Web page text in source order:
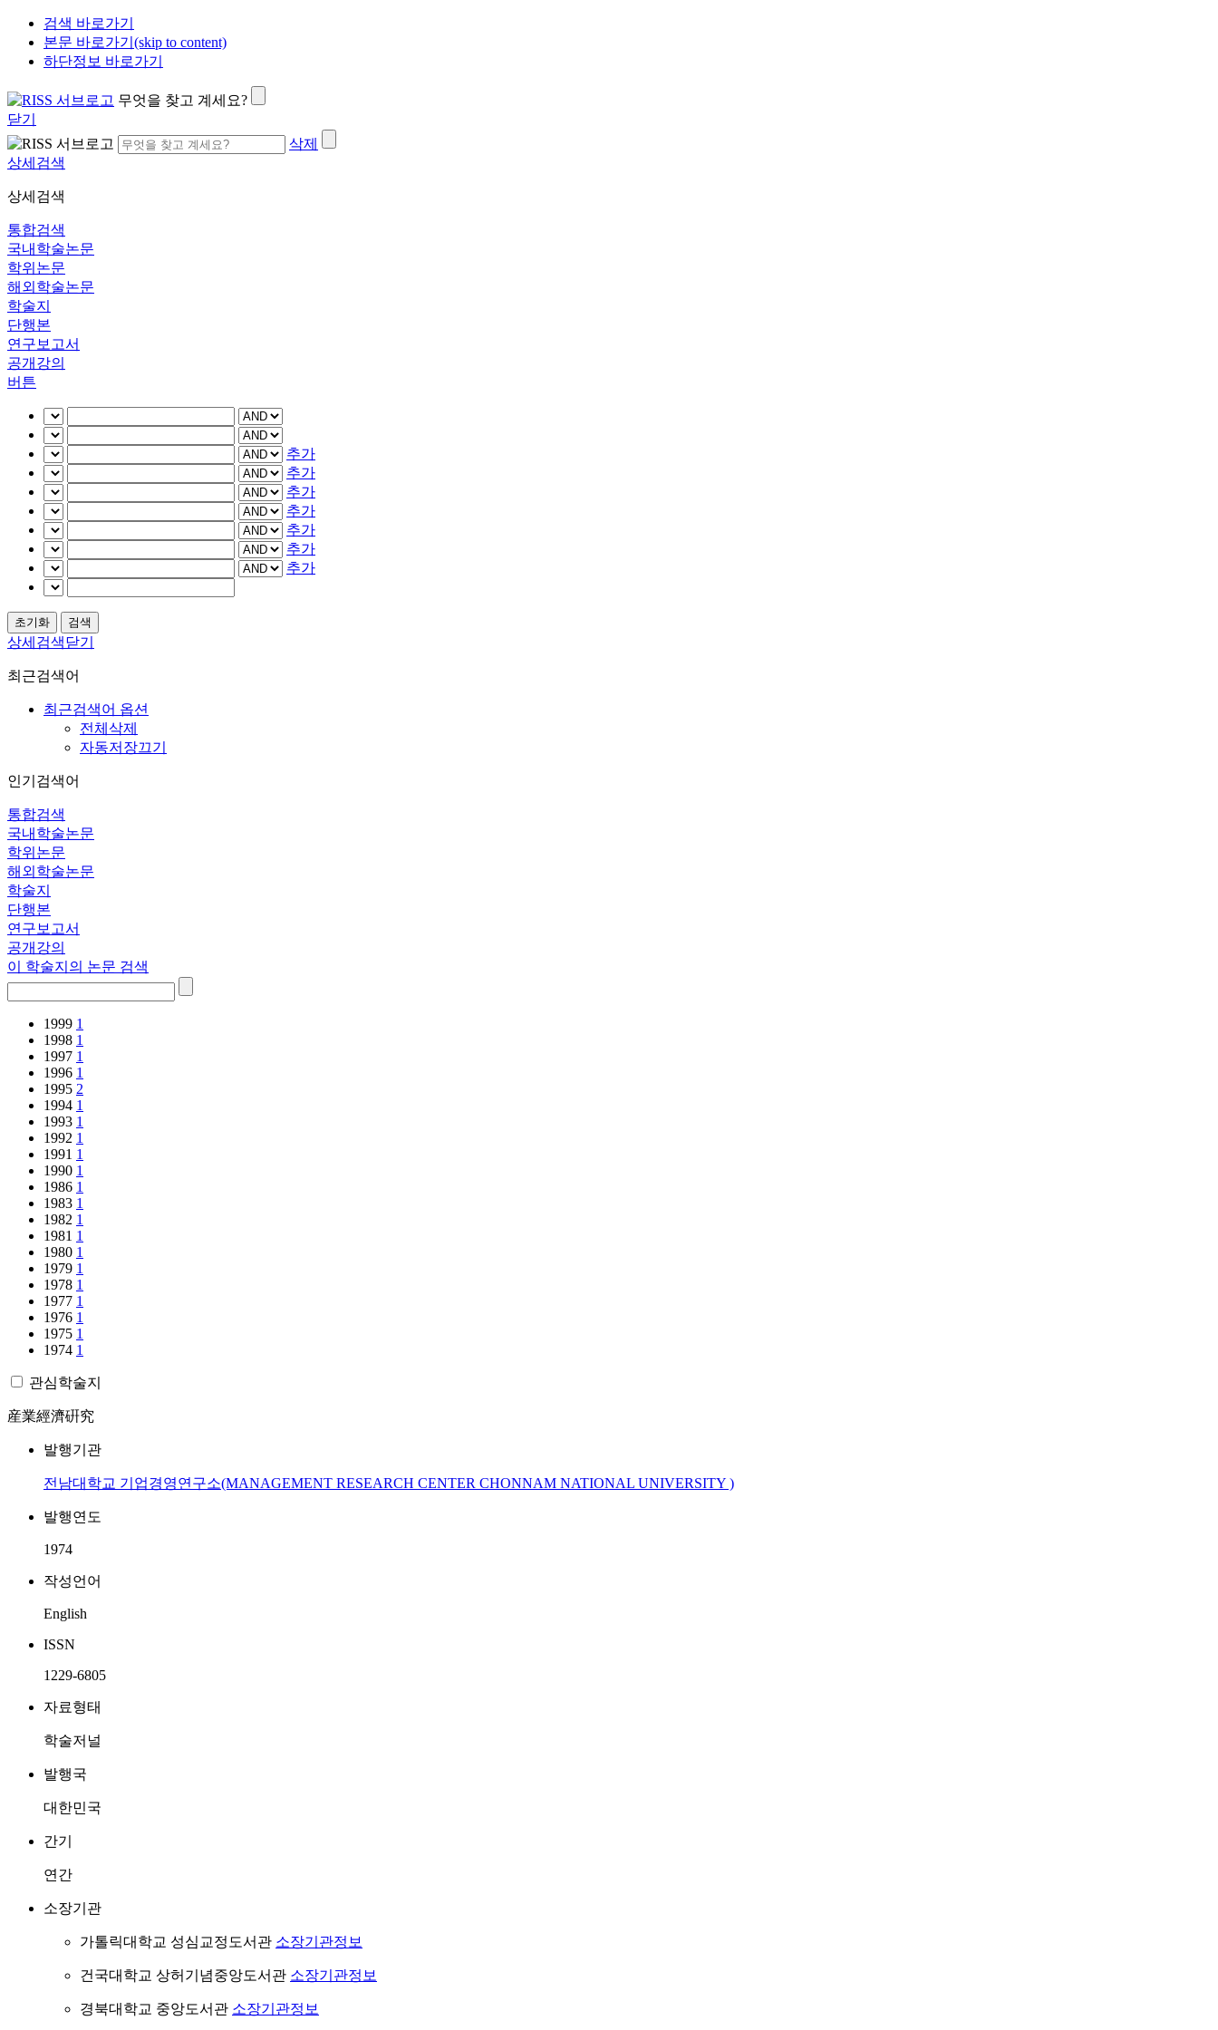
검색 바로가기
본문 바로가기(skip to content)
하단정보 바로가기
무엇을 찾고 계세요?
닫기
삭제
상세검색
상세검색
통합검색
국내학술논문
학위논문
해외학술논문
학술지
단행본
연구보고서
공개강의
버튼
추가
추가
추가
추가
추가
추가
추가
상세검색닫기
최근검색어
최근검색어 옵션
전체삭제
자동저장끄기
인기검색어
통합검색
국내학술논문
학위논문
해외학술논문
학술지
단행본
연구보고서
공개강의
이 학술지의 논문 검색
1999 1
1998 1
1997 1
1996 1
1995 2
1994 1
1993 1
1992 1
1991 1
1990 1
1986 1
1983 1
1982 1
1981 1
1980 1
1979 1
1978 1
1977 1
1976 1
1975 1
1974 1
관심학술지
産業經濟硏究
발행기관
전남대학교 기업경영연구소(MANAGEMENT RESEARCH CENTER CHONNAM NATIONAL UNIVERSITY )
발행연도
1974
작성언어
English
ISSN
1229-6805
자료형태
학술저널
발행국
대한민국
간기
연간
소장기관
가톨릭대학교 성심교정도서관 소장기관정보
건국대학교 상허기념중앙도서관 소장기관정보
경북대학교 중앙도서관 소장기관정보